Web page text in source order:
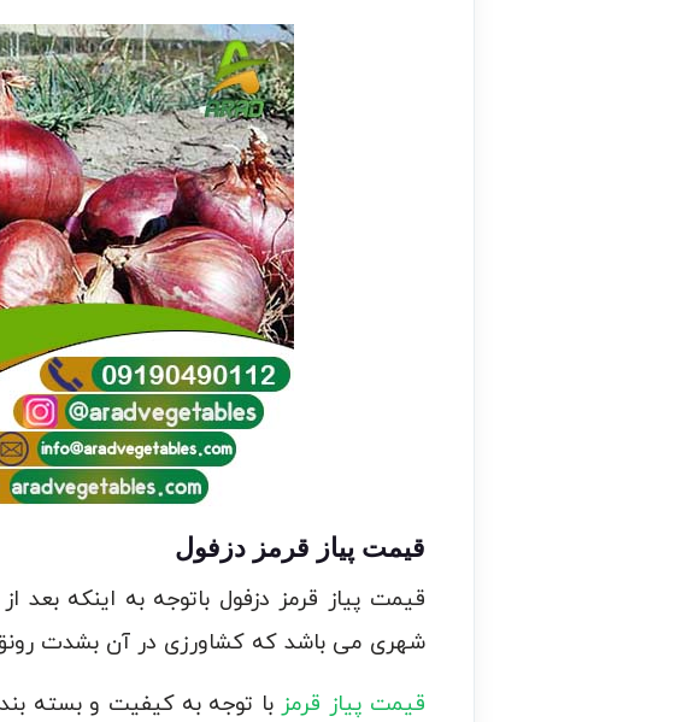
قیمت پیاز قرمز دزفول
قیمت پیاز قرمز دزفول باتوجه به اینکه بعد
شهری می باشد که کشاورزی در آن بشدت رونق
قیمت پیاز قرمز با توجه به کیفیت و بسته